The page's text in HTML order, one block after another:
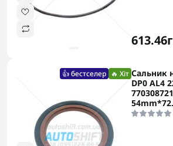
👍 бестселер 🔥 Хіт Сальник
DP0 AL4